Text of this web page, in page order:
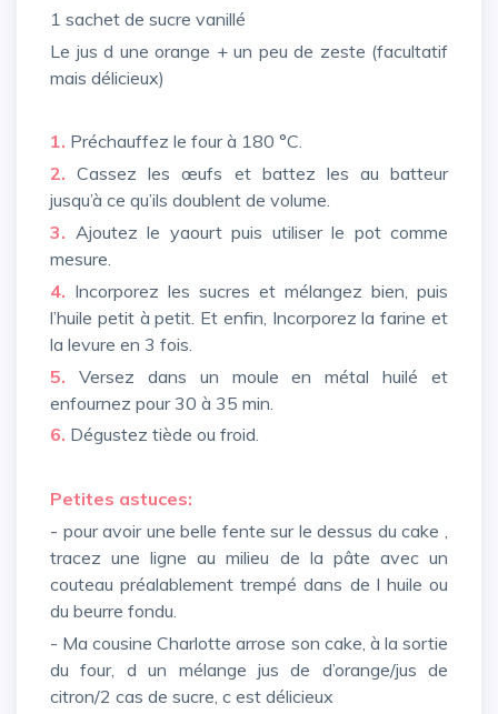
1 sachet de sucre vanillé
Le jus d une orange + un peu de zeste (facultatif
mais délicieux)
Préchauffez le four à 180 °C.
2.Cassez les œufs et battez les au batteur
jusqu’à ce qu’ils doublent de volume.
3. Ajoutez le yaourt puis utiliser le pot comme
mesure.
4. Incorporez les sucres et mélangez bien, puis
l’huile petit à petit. Et enfin, Incorporez la farine et
la levure en 3 fois.
5. Versez dans un moule en métal huilé et
enfournez pour 30 à 35 min.
6. Dégustez tiède ou froid.
Petites astuces:
- pour avoir une belle fente sur le dessus du cake ,
tracez une ligne au milieu de la pâte avec un
couteau préalablement trempé dans de l huile ou
du beurre fondu.
- Ma cousine Charlotte arrose son cake, à la sortie
du four, d un mélange jus de d’orange/jus de
citron/2 cas de sucre, c est délicieux